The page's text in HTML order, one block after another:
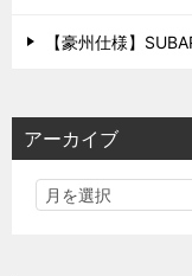
【豪州仕様】
アーカイブ